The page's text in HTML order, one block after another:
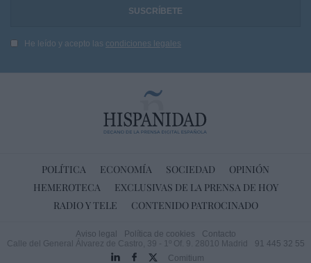
He leído y acepto las condiciones legales
POLÍTICA ECONOMÍA SOCIEDAD
OPINIÓN
HEMEROTECA
EXCLUSIVAS DE LA PRENSA DE HOY
RADIO Y TELE
CONTENIDO PATROCINADO
Aviso legal Política de cookies
Contacto
Calle del General Álvarez de Castro, 39 - 1º Of. 9. 28010 Madrid
91 445 32 55
Comitium